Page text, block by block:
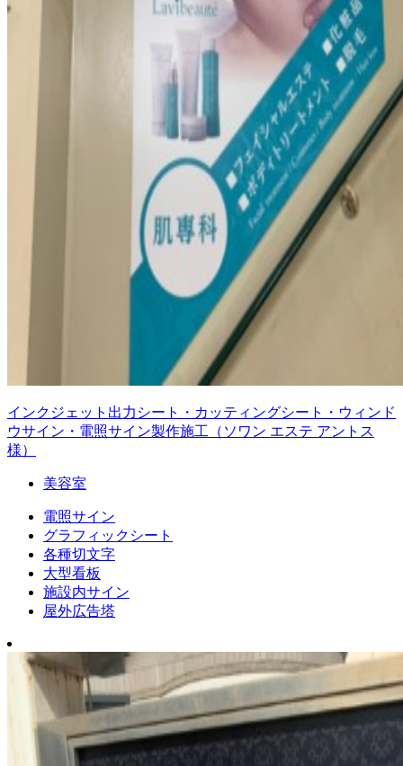
インクジェット出力シート・カッティングシート・ウィンド
ウサイン・電照サイン製作施工（ソワン エステ アントス
様）
美容室
電照サイン
グラフィックシート
各種切文字
大型看板
施設内サイン
屋外広告塔